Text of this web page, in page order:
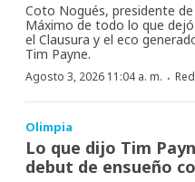
Coto Nogués, presidente
Máximo de todo lo que
el Clausura y el eco
Tim Payne.
Agosto 3, 2026 11:04 a. m. ·
Olimpia
Lo que dijo Tim
debut de ensueño